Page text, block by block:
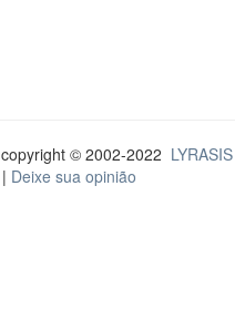
copyright © 2002-2022 LYRASIS
| Deixe sua opinião